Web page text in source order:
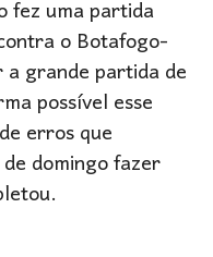
fez uma partida
o Botafogo-
grande partida de
possível esse
erros que
domingo fazer